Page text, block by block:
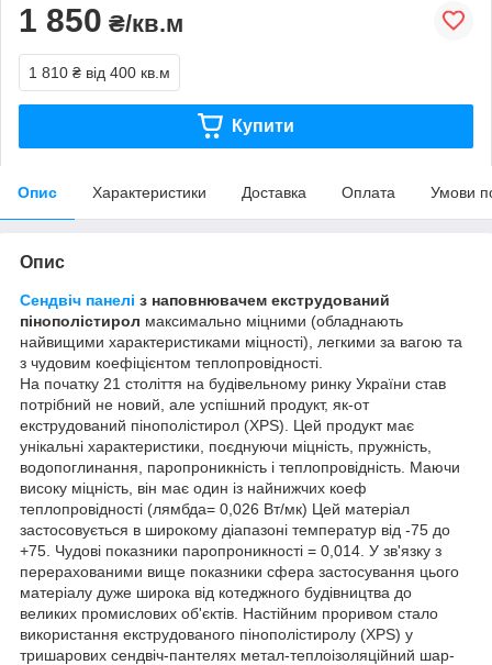
1 850 ₴/кв.м
1 810 ₴ від 400 кв.м
Купити
Опис Характеристики Доставка Оплата Умови
Опис
Сендвіч панелі з наповнювачем екструдований
пінополістирол максимально міцними (обладнають
найвищими характеристиками міцності), легкими за вагою та
з чудовим коефіцієнтом теплопровідності.
На початку 21 століття на будівельному ринку України став
потрібний не новий, але успішний продукт, як-от
екструдований пінополістирол (XPS). Цей продукт має
унікальні характеристики, поєднуючи міцність, пружність,
водопоглинання, паропроникність і теплопровідність. Маючи
високу міцність, він має один із найнижчих коеф
теплопровідності (лямбда= 0,026 Вт/мк) Цей матеріал
застосовується в широкому діапазоні температур від -75 до
+75. Чудові показники паропроникності = 0,014. У зв'язку з
перерахованими вище показники сфера застосування цього
матеріалу дуже широка від котеджного будівництва до
великих промислових об'єктів. Настійним проривом стало
використання екструдованого пінополістиролу (XPS) у
тришарових сендвіч-пантелях метал-теплоізоляційний шар-